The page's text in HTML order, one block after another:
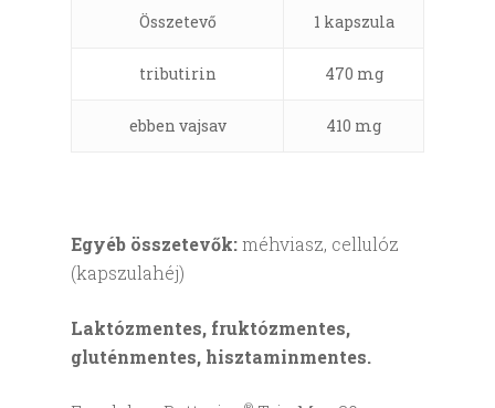
Összetevő 1 kapszula
tributirin 470 mg
ebben vajsav 410 mg
Egyéb összetevők:méhviasz, cellulóz
(kapszulahéj)
Laktózmentes, fruktózmentes,
gluténmentes, hisztaminmentes.